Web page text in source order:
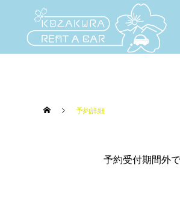
予約詳細
予約受付期間外で